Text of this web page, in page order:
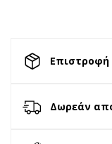
Επιστροφή
Δωρεάν